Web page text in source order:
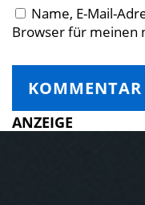
Name, E-Mail-
Browser für meinen
ANZEIGE